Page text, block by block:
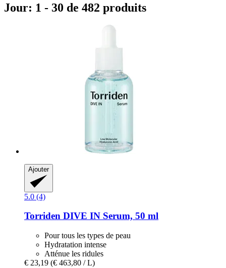
Jour: 1 - 30 de 482 produits
Ajouter
5.0 (4)
Torriden DIVE IN Serum, 50 ml
Pour tous les types de peau
Hydratation intense
Atténue les ridules
€ 23,19 (€ 463,80 / L)